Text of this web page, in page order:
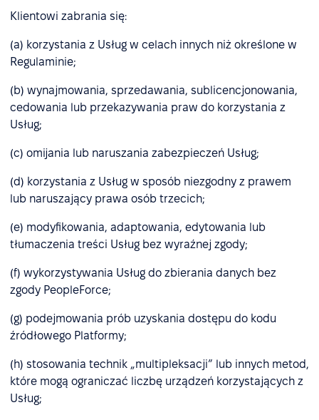
Klientowi zabrania się:
(a) korzystania z Usług w celach innych niż określone w
Regulaminie;
(b) wynajmowania, sprzedawania, sublicencjonowania,
cedowania lub przekazywania praw do korzystania z
Usług;
(c) omijania lub naruszania zabezpieczeń Usług;
(d) korzystania z Usług w sposób niezgodny z prawem
lub naruszający prawa osób trzecich;
(e) modyfikowania, adaptowania, edytowania lub
tłumaczenia treści Usług bez wyraźnej zgody;
(f) wykorzystywania Usług do zbierania danych bez
zgody PeopleForce;
(g) podejmowania prób uzyskania dostępu do kodu
źródłowego Platformy;
(h) stosowania technik „multipleksacji” lub innych metod,
które mogą ograniczać liczbę urządzeń korzystających z
Usług;